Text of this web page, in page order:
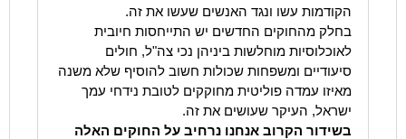
הקודמות עשו ונגד האנשים שעשו את זה.
בחלק מהחוקים החדשים יש התייחסות חיובית
לאוכלוסיות מוחלשות ביניהן נכי צה"ל, חולים
סיעודיים ומשפחות שכולות חשוב להוסיף שלא משנה
מאיזו עמדה פוליטית מחוקקים לטובת נידחי עמך
ישראל, העיקר שעושים את זה.
בשידור הקרוב אנחנו נרחיב על החוקים האלה